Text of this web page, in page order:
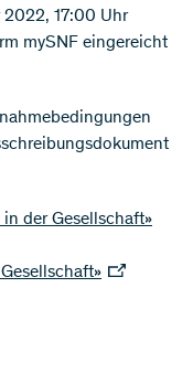
2022, 17:00 Uhr
mySNF eingereicht
der Gesellschaft»